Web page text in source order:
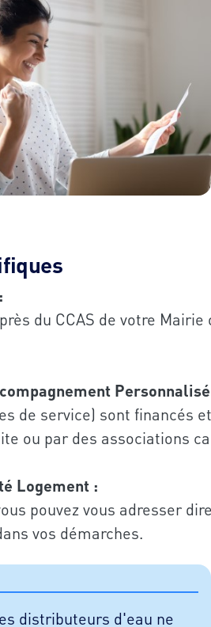
du CCAS de votre
de service) sont financés
ou par des associations
Logement :
pouvez vous adresser
vos démarches.
distributeurs d'eau ne